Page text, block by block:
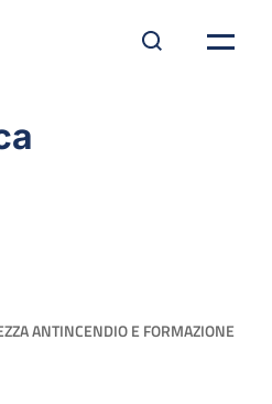
ANTINCENDIO E FORMAZIONE